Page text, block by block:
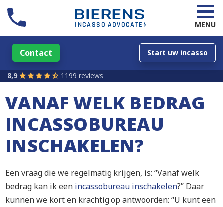
MENU
Contact Start uw incasso
8,9 1199 reviews
VANAF WELK BEDRAG
INCASSOBUREAU
INSCHAKELEN?
Een vraag die we regelmatig krijgen, is: “Vanaf welk
bedrag kan ik een incassobureau inschakelen?” Daar
kunnen we kort en krachtig op antwoorden: “U kunt een